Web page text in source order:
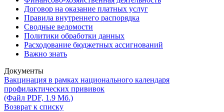
Договор на оказание платных услуг
Правила внутреннего распорядка
Сводные ведомости
Политики обработки данных
Расходование бюджетных ассигнований
Важно знать
Документы
Вакцинация в рамках национального календаря
профилактических прививок
(Файл PDF, 1.9 Мб.)
Возврат к списку